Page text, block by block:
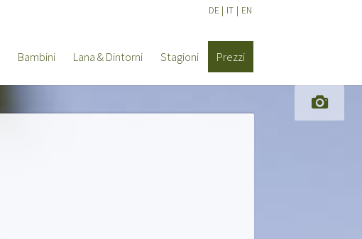
DE | IT | EN
Bambini Lana & Dintorni Stagioni Prezzi